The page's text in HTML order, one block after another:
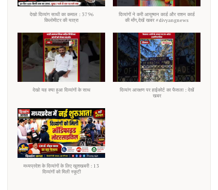
देखो दिव्यांग साथी का कमाल : 3796
किलोमीटर की यात्रा
दिव्यांगों ने करी आयुष्मान कार्ड और राशन कार्ड
की माँग,देखें खबर #divyangnews
देखो यह क्या हुआ दिव्यांगों के साथ
दिव्यांग आरक्षण पर हाईकोर्ट का फैसला : देखें
खबर
मध्यप्रदेश के दिव्यांगों के लिए खुशखबरी : 13
दिव्यांगों को मिली स्कूटी